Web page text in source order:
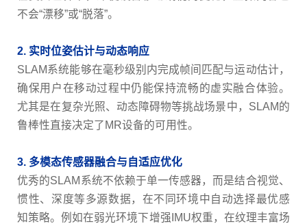
不会“漂移”或“脱落”。
2. 实时位姿估计与动态响应
SLAM系统能够在毫秒级别内完成帧间匹配与运动估计，
确保用户在移动过程中仍能保持流畅的虚实融合体验。
尤其是在复杂光照、动态障碍物等挑战场景中，SLAM的
鲁棒性直接决定了MR设备的可用性。
3. 多模态传感器融合与自适应优化
优秀的SLAM系统不依赖于单一传感器，而是结合视觉、
惯性、深度等多源数据，在不同环境中自动选择最优感
知策略。例如在弱光环境下增强IMU权重，在纹理丰富场